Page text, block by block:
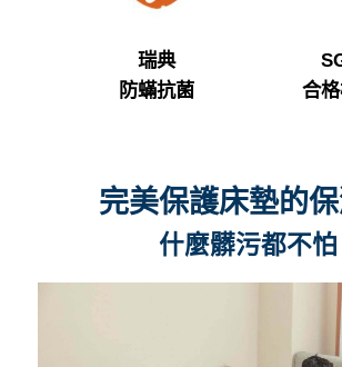
瑞典
防蟎抗菌
合
完美保護床墊的
什麼髒污都不怕